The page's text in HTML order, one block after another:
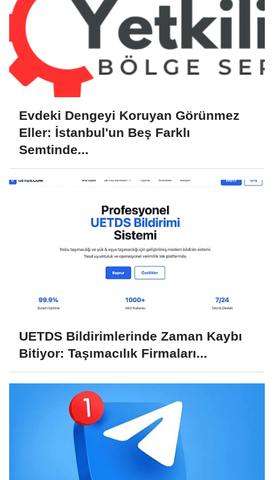
Evdeki Dengeyi Koruyan Görünmez
Eller: İstanbul'un Beş Farklı
Semtinde...
UETDS Bildirimlerinde Zaman Kaybı
Bitiyor: Taşımacılık Firmaları...